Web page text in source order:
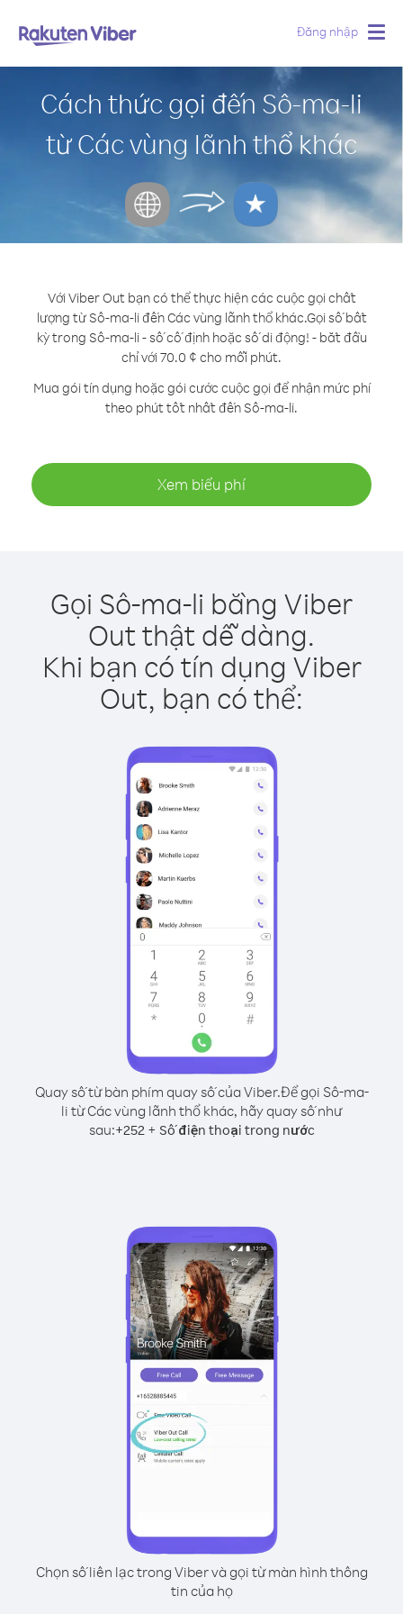
Đăng nhập
Cách thức gọi đến Sô-ma-li
từ Các vùng lãnh thổ khác
Với Viber Out bạn có thể thực hiện các cuộc gọi chất
lượng từ Sô-ma-li đến Các vùng lãnh thổ khác.Gọi số bất
kỳ trong Sô-ma-li - số cố định hoặc số di động! - bắt đầu
chỉ với 70.0 ¢ cho mỗi phút.
Mua gói tín dụng hoặc gói cước cuộc gọi để nhận mức phí
theo phút tốt nhất đến Sô-ma-li.
Xem biểu phí
Gọi Sô-ma-li bằng Viber
Out thật dễ dàng.
Khi bạn có tín dụng Viber
Out, bạn có thể:
Quay số từ bàn phím quay số của Viber.Để gọi Sô-ma-
li từ Các vùng lãnh thổ khác, hãy quay số như
sau:+252+ Số điện thoại trong nước
Chọn số liên lạc trong Viber và gọi từ màn hình thông
tin của họ